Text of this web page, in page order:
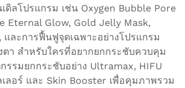
เดิลโปรแกรม เช่น Oxygen Bubble Pore
Eternal Glow, Gold Jelly Mask,
ละการฟื้นฟูจุดเฉพาะอย่างโปรแกรม
า สำหรับใครที่อยากยกกระชับควบคุม
รรมยกกระชับอย่าง Ultramax, HIFU
ลอร์ และ Skin Booster เพื่อคุมภาพรวม